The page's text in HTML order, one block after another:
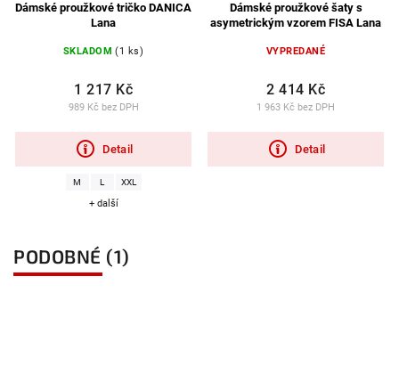
Dámské proužkové tričko DANICA
Lana
SKLADOM (1 ks)
989 Kč bez DPH
1 217 Kč
Detail
M L XXL
+ další
Dámské proužkové šaty s
asymetrickým vzorem FISA Lana
VYPREDANÉ
1 963 Kč bez DPH
2 414 Kč
Detail
PODOBNÉ (1)